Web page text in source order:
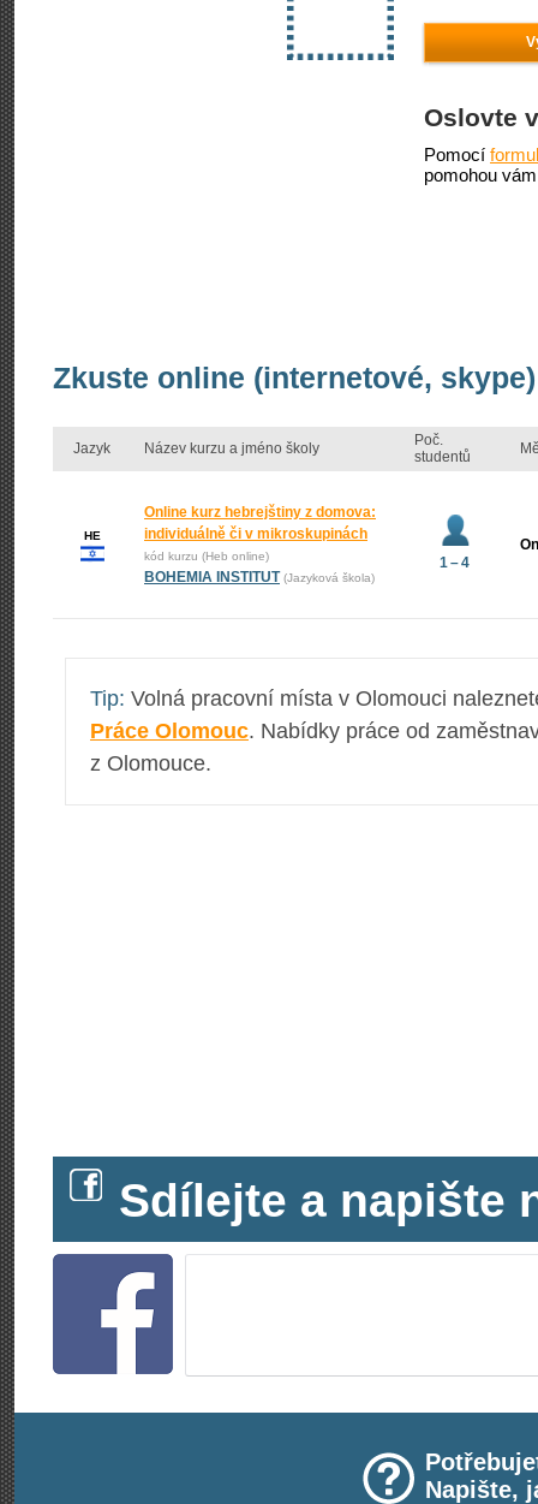
Oslovte
Pomocí
pomohou
Zkuste online (internetové,
Jazyk Název kurzu a jméno školy
Poč.
studentů
HE
Online kurz hebrejštiny z domova:
individuálně či v mikroskupinách
kód kurzu (Heb online)
BOHEMIA INSTITUT (Jazyková škola)
1 – 4
Tip: Volná pracovní místa v Olomouci
Práce Olomouc. Nabídky práce od
z Olomouce.
Sdílejte a napište
Napište,